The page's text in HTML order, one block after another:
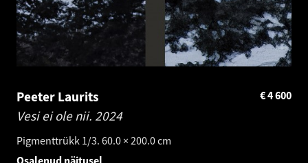
Peeter Laurits
Vesi ei ole nii. 2024
Pigmenttrükk 1/3. 60.0 × 200.0 cm
4 600
€
Osalenud näitusel